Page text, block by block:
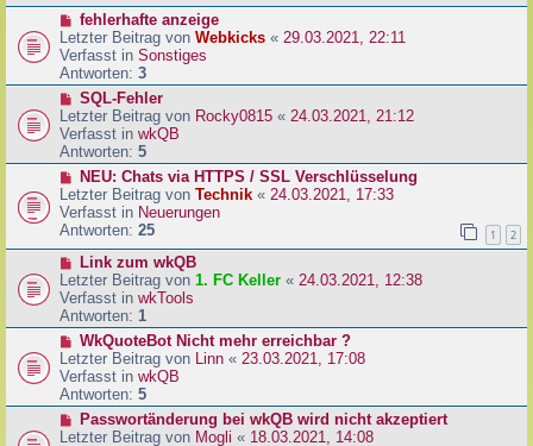
r
a
g
r
B
e
i
t
a
g
N
e
u
e
r
B
e
i
t
a
g
fehlerhafte anzeige
Letzter Beitrag von Webkicks « 29.03.2021, 22:11
Verfasst in Sonstiges
Antworten: 3
N
e
u
e
r
B
e
i
t
a
g
SQL-Fehler
Letzter Beitrag von Rocky0815 « 24.03.2021, 21:12
Verfasst in wkQB
Antworten: 5
N
e
u
e
r
B
e
i
t
a
g
NEU: Chats via HTTPS / SSL Verschlüsselung
Letzter Beitrag von Technik « 24.03.2021, 17:33
Verfasst in Neuerungen
Antworten: 25 1 2
N
e
u
e
r
B
e
i
t
a
Link zum wkQB
Letzter Beitrag von 1. FC Keller « 24.03.2021, 12:38
Verfasst in wkTools
Antworten: 1
N
e
u
e
r
B
WkQuoteBot Nicht mehr erreichbar ?
Letzter Beitrag von Linn « 23.03.2021, 17:08
Verfasst in wkQB
Antworten: 5
N
e
Passwortänderung bei wkQB wird nicht akzeptiert
Letzter Beitrag von Mogli « 18.03.2021, 14:08